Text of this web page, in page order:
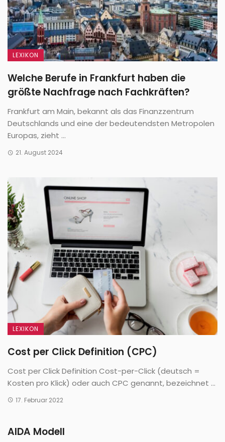
LEXIKON
Welche Berufe in Frankfurt haben die
größte Nachfrage nach Fachkräften?
Frankfurt am Main, bekannt als das Finanzzentrum
Deutschlands und eine der bedeutendsten Metropolen
Europas, zieht ...
21. August 2024
LEXIKON
Cost per Click Definition (CPC)
Cost per Click Definition Cost-per-Click (deutsch =
Kosten pro Klick) oder auch CPC genannt, bezeichnet ...
17. Februar 2022
AIDA Modell